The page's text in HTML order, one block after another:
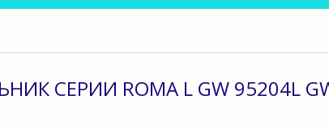
СЕРИИ ROMA L GW 95204L